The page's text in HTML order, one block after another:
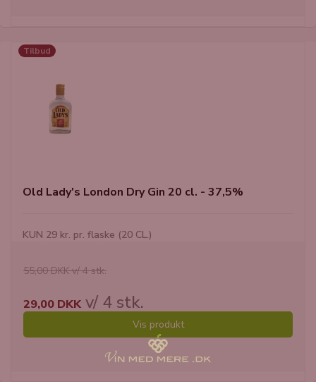
Tilbud
Old Lady's London Dry Gin 20 cl. - 37,5%
KUN 29 kr. pr. flaske (20 CL.)
55,00 DKK v/ 4 stk.
29,00 DKK v/ 4 stk.
Vis produkt